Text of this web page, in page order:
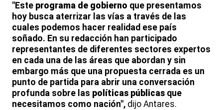
"Este programa de gobierno que presentamos
hoy busca aterrizar las vías a través de las
cuales podemos hacer realidad ese país
soñado. En su redacción han participado
representantes de diferentes sectores expertos
en cada una de las áreas que abordan y sin
embargo más que una propuesta cerrada es un
punto de partida para abrir una conversación
profunda sobre las políticas públicas que
necesitamos como nación", dijo Antares.